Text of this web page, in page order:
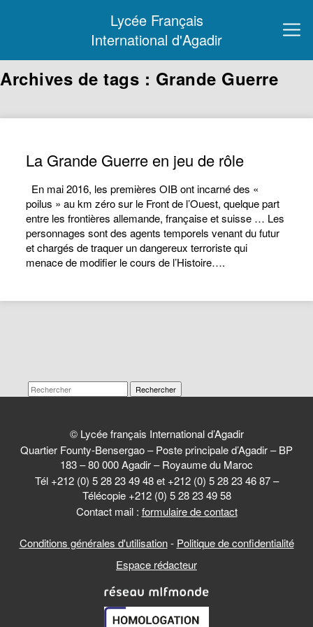
Lycée Français
International d'Agadir
Archives de tags : Grande Guerre
La Grande Guerre en jeu de rôle
En mai 2016, les premières OIB ont incarné des «
poilus » au km zéro sur le Front de l’Ouest, quelque part
entre les frontières allemande, française et suisse … Les
personnages sont des agents temporels venant du futur
et chargés de traquer un dangereux terroriste qui
menace de modifier le cours de l’Histoire….
Rechercher
© Lycée français International d’Agadir
Quartier Founty-Bensergao – Poste principale d’Agadir – BP
183 – 80 000 Agadir – Royaume du Maroc
Tél +212 (0) 5 28 23 49 48 et +212 (0) 5 28 23 46 87 –
Télécopie +212 (0) 5 28 23 49 58
Contact mail : formulaire de contact
Conditions générales d'utilisation- Politique de confidentialité
Espace rédacteur